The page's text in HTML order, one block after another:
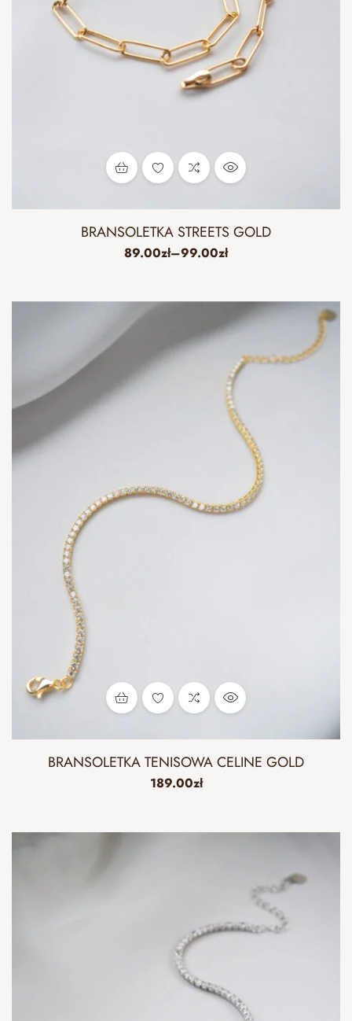
BRANSOLETKA STREETS GOLD
89.00zł–99.00zł
BRANSOLETKA TENISOWA CELINE GOLD
189.00zł